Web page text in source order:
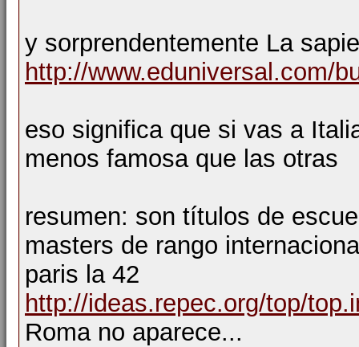
y sorprendentemente La
http://www.eduniversal.com/
eso significa que si vas a
menos famosa que las otras
resumen: son títulos de
masters de rango
paris la 42
http://ideas.repec.org/top/
Roma no aparece...